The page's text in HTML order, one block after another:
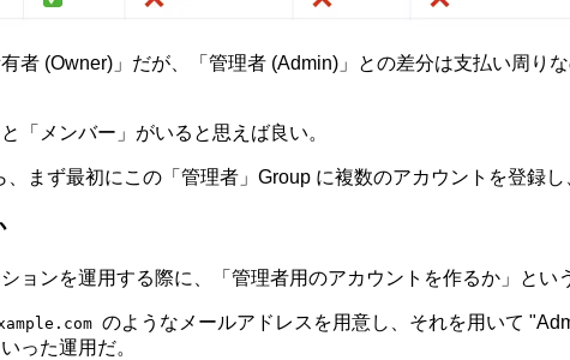
者 (Owner)」だが、「管理者 (Admin)」との差分は支払い周り
「メンバー」がいると思えば良い。
まず最初にこの「管理者」Group に複数のアカウントを登録し
ョンを運用する際に、「管理者用のアカウントを作るか」とい
のようなメールアドレスを用意し、それを用いて
った運用だ。